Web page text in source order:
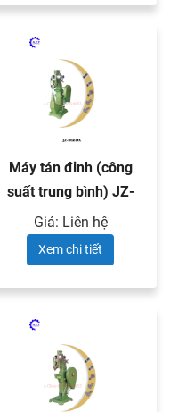
Máy tán đinh (công
suất trung bình) JZ-
968DX
Giá: Liên hệ
Xem chi tiết